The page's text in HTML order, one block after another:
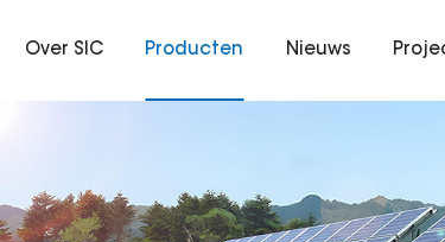
Over SIC Producten Nieuws